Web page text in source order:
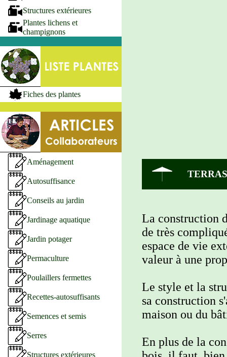
Structures extérieures
Plantes lichens et
champignons
Fiches des plantes
Aménagement
Autosuffisance
Conseils au jardin
Jardinage aquatique
Jardin potager
Permaculture
Poulaillers fermettes
Recettes-autosuffisants
Semences et semis
Serres
Structures extérieures
La construction
de très
espace de vie
valeur à une
Le style et la
sa construction
maison ou du
En plus de la